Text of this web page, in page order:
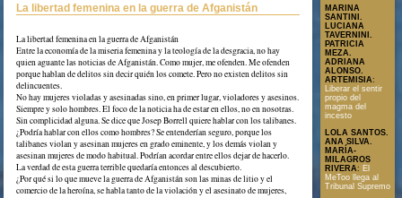
Texto en formato PDF
La libertad femenina en la guerra de Afganistán
La libertad femenina en la guerra de Afganistán
Entre la economía de la miseria femenina y la teología de la desgracia, no hay
quien aguante las noticias de Afganistán. Como mujer, me ofenden. Me ofenden
porque hablan de delitos sin decir quién los comete. Pero no existen delitos sin
delincuentes.
No hay mujeres violadas y asesinadas sino, en primer lugar, violadores y asesinos.
Siempre y solo hombres. El foco de la noticia ha de estar en ellos, no en nosotras.
Sin complicidad alguna. Se dice que Josep Borrell quiere hablar con los talibanes.
¿Podría hablar con ellos como hombres? Se entenderían seguro, porque los
talibanes violan y asesinan mujeres en grado eminente, y los demás violan y
asesinan mujeres de modo habitual. Podrían acordar entre ellos dejar de hacerlo.
La verdad de esta guerra terrible quedaría entonces al descubierto.
¿Por qué si lo que mueve la guerra de Afganistán son las minas de litio y el
comercio de la heroína, se habla tanto de la violación y el asesinato de mujeres,
MARINA
SANTINI.
LUCIANA
TAVERNINI.
PATRICIA
MEZA.
ADRIANA
ALONSO.
ARTEMISIA:
Liberar el sentir
propio del
magma del
incesto
LOLA SANTOS.
ANA SILVA.
MARÍA-
MILAGROS
RIVERA: El
MeToo llega al
Tribunal Supremo